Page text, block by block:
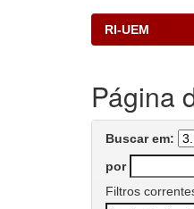
RI-UEM
Página
Buscar em:
por
Filtros